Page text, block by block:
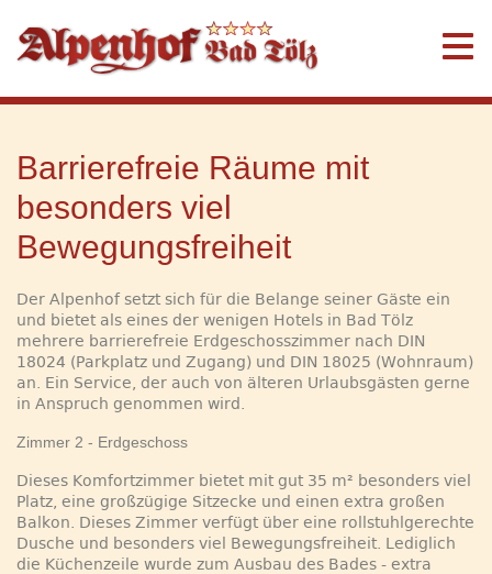
Barrierefreie Räume mit
besonders viel
Bewegungsfreiheit
Der Alpenhof setzt sich für die Belange seiner Gäste ein
und bietet als eines der wenigen Hotels in Bad Tölz
mehrere barrierefreie Erdgeschosszimmer nach DIN
18024 (Parkplatz und Zugang) und DIN 18025 (Wohnraum)
an. Ein Service, der auch von älteren Urlaubsgästen gerne
in Anspruch genommen wird.
Zimmer 2 - Erdgeschoss
Dieses Komfortzimmer bietet mit gut 35 m² besonders viel
Platz, eine großzügige Sitzecke und einen extra großen
Balkon. Dieses Zimmer verfügt über eine rollstuhlgerechte
Dusche und besonders viel Bewegungsfreiheit. Lediglich
die Küchenzeile wurde zum Ausbau des Bades - extra